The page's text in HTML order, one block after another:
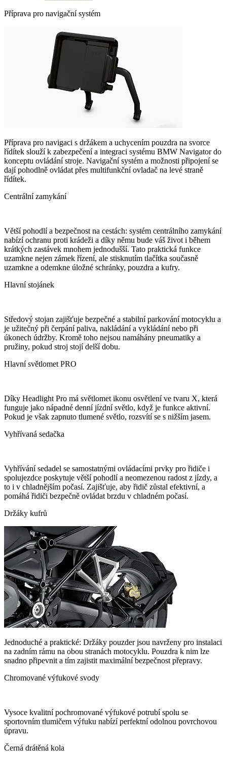
Příprava pro navigační systém
Příprava pro navigaci s držákem a uchycením pouzdra na svorce
řídítek slouží k zabezpečení a integraci systému BMW Navigator do
konceptu ovládání stroje. Navigační systém a možnosti připojení se
dají pohodlně ovládat přes multifunkční ovladač na levé straně
řídítek.
Centrální zamykání
Větší pohodlí a bezpečnost na cestách: systém centrálního zamykání
nabízí ochranu proti krádeži a díky němu bude váš život i během
krátkých zastávek mnohem jednodušší. Tato praktická funkce
uzamkne nejen zámek řízení, ale stisknutím tlačítka současně
uzamkne a odemkne úložné schránky, pouzdra a kufry.
Hlavní stojánek
Středový stojan zajišťuje bezpečné a stabilní parkování motocyklu a
je užitečný při čerpání paliva, nakládání a vykládání nebo při
úkonech údržby. Kromě toho nejsou namáhány pneumatiky a
pružiny, pokud stroj stojí delší dobu.
Hlavní světlomet PRO
Díky Headlight Pro má světlomet ikonu osvětlení ve tvaru X, která
funguje jako nápadné denní jízdní světlo, když je funkce aktivní.
Pokud je však zapnuto tlumené světlo, rozsvítí se s nižším jasem.
Vyhřívaná sedačka
Vyhřívání sedadel se samostatnými ovládacími prvky pro řidiče i
spolujezdce poskytuje větší pohodlí a neomezenou radost z jízdy, a
to i v chladnějším počasí. Zajišťuje, aby řidič zůstal efektivní, a
pomáhá řidiči bezpečně ovládat brzdu v chladném počasí.
Držáky kufrů
Jednoduché a praktické: Držáky pouzder jsou navrženy pro instalaci
na zadním rámu na obou stranách motocyklu. Pouzdra k nim lze
snadno připevnit a tím zajistit maximální bezpečnost přepravy.
Chromované výfukové svody
Vysoce kvalitní pochromované výfukové potrubí spolu se
sportovním tlumičem výfuku nabízí perfektní odolnou povrchovou
úpravu.
Černá drátěná kola